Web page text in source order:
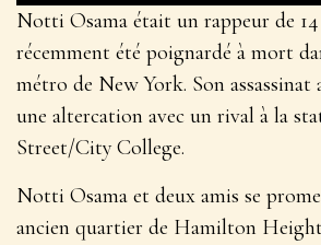
Notti Osama était un rappeur de
récemment été poignardé à mort
métro de New York. Son
une altercation avec un rival à la
Street/City College.
Notti Osama et deux amis se
ancien quartier de Hamilton